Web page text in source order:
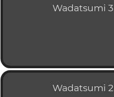
Wadatsumi 3
Wadatsumi 2